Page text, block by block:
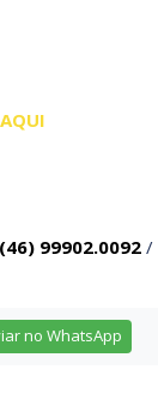
(46) 99902.0092 /
no WhatsApp